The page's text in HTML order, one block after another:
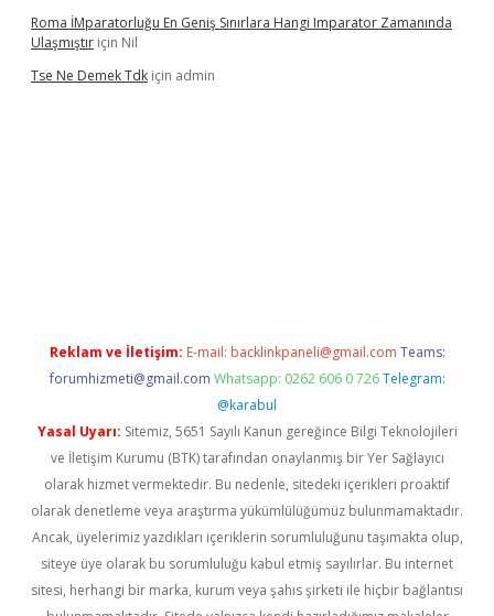
Roma İMparatorluğu En Geniş Sınırlara Hangi Imparator Zamanında
Ulaşmıştır için Nil
Tse Ne Demek Tdk için admin
Reklam ve İletişim: E-mail: backlinkpaneli@gmail.com Teams:
forumhizmeti@gmail.com Whatsapp: 0262 606 0 726 Telegram:
@karabul
Yasal Uyarı: Sitemiz, 5651 Sayılı Kanun gereğince Bilgi Teknolojileri
ve İletişim Kurumu (BTK) tarafından onaylanmış bir Yer Sağlayıcı
olarak hizmet vermektedir. Bu nedenle, sitedeki içerikleri proaktif
olarak denetleme veya araştırma yükümlülüğümüz bulunmamaktadır.
Ancak, üyelerimiz yazdıkları içeriklerin sorumluluğunu taşımakta olup,
siteye üye olarak bu sorumluluğu kabul etmiş sayılırlar. Bu internet
sitesi, herhangi bir marka, kurum veya şahıs şirketi ile hiçbir bağlantısı